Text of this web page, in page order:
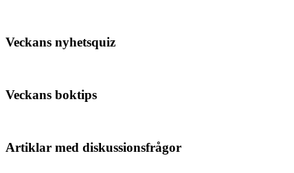
Veckans nyhetsquiz
Veckans boktips
Artiklar med diskussionsfrågor